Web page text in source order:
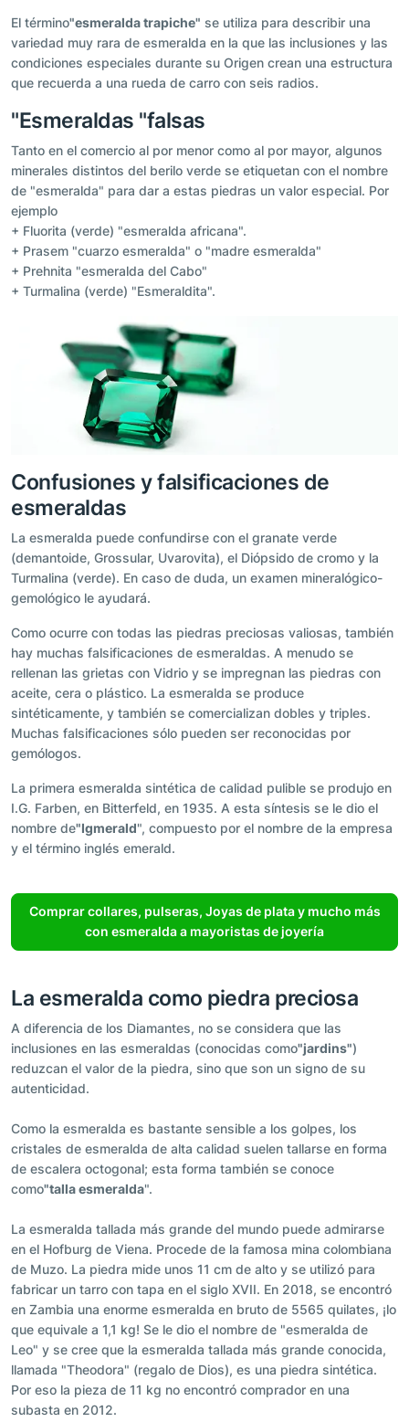
El término"esmeralda trapiche" se utiliza para describir una
variedad muy rara de esmeralda en la que las inclusiones y las
condiciones especiales durante su Origen crean una estructura
que recuerda a una rueda de carro con seis radios.
"Esmeraldas "falsas
Tanto en el comercio al por menor como al por mayor, algunos
minerales distintos del berilo verde se etiquetan con el nombre
de "esmeralda" para dar a estas piedras un valor especial. Por
ejemplo
+ Fluorita (verde) "esmeralda africana".
+ Prasem "cuarzo esmeralda" o "madre esmeralda"
+ Prehnita "esmeralda del Cabo"
+ Turmalina (verde) "Esmeraldita".
Confusiones y falsificaciones de
esmeraldas
La esmeralda puede confundirse con el granate verde
(demantoide, Grossular, Uvarovita), el Diópsido de cromo y la
Turmalina (verde). En caso de duda, un examen mineralógico-
gemológico le ayudará.
Como ocurre con todas las piedras preciosas valiosas, también
hay muchas falsificaciones de esmeraldas. A menudo se
rellenan las grietas con Vidrio y se impregnan las piedras con
aceite, cera o plástico. La esmeralda se produce
sintéticamente, y también se comercializan dobles y triples.
Muchas falsificaciones sólo pueden ser reconocidas por
gemólogos.
La primera esmeralda sintética de calidad pulible se produjo en
I.G. Farben, en Bitterfeld, en 1935. A esta síntesis se le dio el
nombre de"Igmerald", compuesto por el nombre de la empresa
y el término inglés emerald.
Comprar collares, pulseras, Joyas de plata y mucho más
con esmeralda a mayoristas de joyería
La esmeralda como piedra preciosa
A diferencia de los Diamantes, no se considera que las
inclusiones en las esmeraldas (conocidas como"jardins")
reduzcan el valor de la piedra, sino que son un signo de su
autenticidad.
Como la esmeralda es bastante sensible a los golpes, los
cristales de esmeralda de alta calidad suelen tallarse en forma
de escalera octogonal; esta forma también se conoce
como"talla esmeralda".
La esmeralda tallada más grande del mundo puede admirarse
en el Hofburg de Viena. Procede de la famosa mina colombiana
de Muzo. La piedra mide unos 11 cm de alto y se utilizó para
fabricar un tarro con tapa en el siglo XVII. En 2018, se encontró
en Zambia una enorme esmeralda en bruto de 5565 quilates, ¡lo
que equivale a 1,1 kg! Se le dio el nombre de "esmeralda de
Leo" y se cree que la esmeralda tallada más grande conocida,
llamada "Theodora" (regalo de Dios), es una piedra sintética.
Por eso la pieza de 11 kg no encontró comprador en una
subasta en 2012.